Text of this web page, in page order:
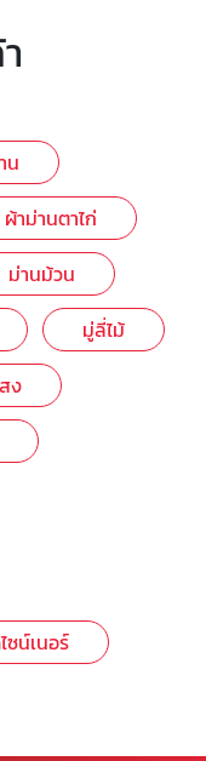
น
ผ้าม่านตาไก่
ม่านม้วน
มู่ลี่ไม้
ง
น์เนอร์